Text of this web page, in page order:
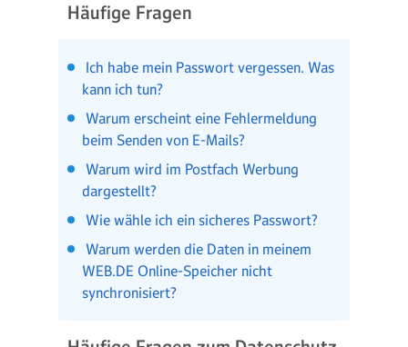
Häufige Fragen
Ich habe mein Passwort vergessen. Was
kann ich tun?
Warum erscheint eine Fehlermeldung
beim Senden von E-Mails?
Warum wird im Postfach Werbung
dargestellt?
Wie wähle ich ein sicheres Passwort?
Warum werden die Daten in meinem
WEB.DE Online-Speicher nicht
synchronisiert?